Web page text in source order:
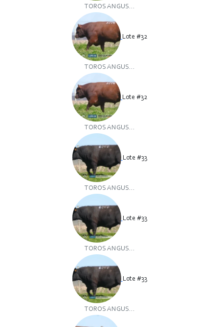
TOROS ANGUS...
Lote #32
TOROS ANGUS...
Lote #32
TOROS ANGUS...
Lote #33
TOROS ANGUS...
Lote #33
TOROS ANGUS...
Lote #33
TOROS ANGUS...